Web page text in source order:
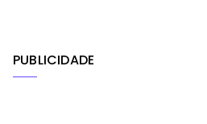
PUBLICIDADE